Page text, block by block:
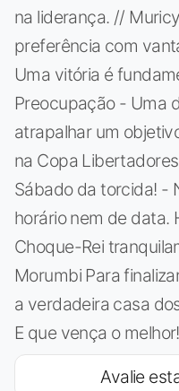
na liderança. //
preferência com
Uma vitória é
Preocupação - Uma
atrapalhar um
na Copa
Sábado da torcida! -
horário nem de data.
Choque-Rei
Morumbi Para
a verdadeira casa
E que vença o melhor!
Avalie